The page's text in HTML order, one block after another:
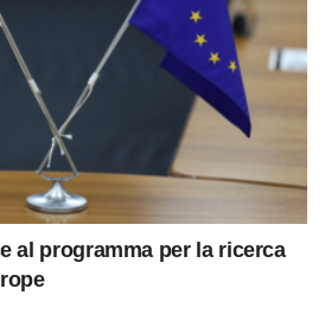
al programma per la ricerca